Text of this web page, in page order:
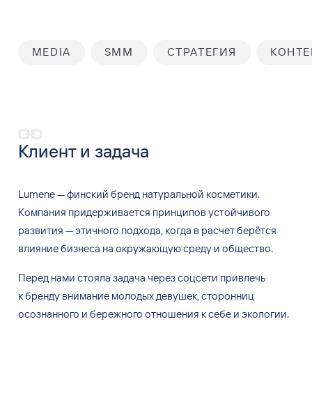
MEDIA SMM СТРАТЕГИЯ
Клиент и задача
Lumene—финский бренд натуральной косметики.
Компания придерживается принципов устойчивого
развития —этичного подхода, когда в расчет берётся
влияние бизнеса на окружающую среду и общество.
Перед нами стояла задача через соцсети привлечь
кбренду внимание молодых девушек, сторонниц
осознанного и бережного отношения ксебе и экологии.